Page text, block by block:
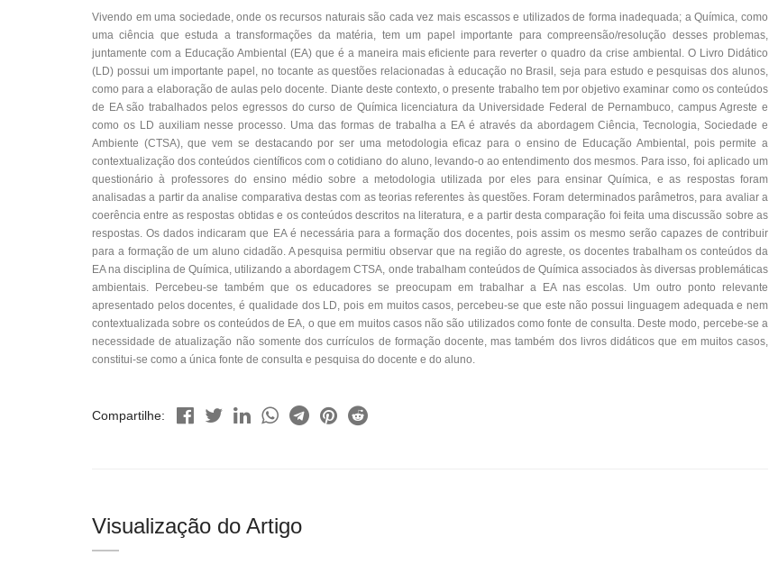
Vivendo em uma sociedade, onde os recursos naturais são cada vez mais escassos e utilizados de forma inadequada; a Química, como
uma ciência que estuda a transformações da matéria, tem um papel importante para compreensão/resolução desses problemas,
juntamente com a Educação Ambiental (EA) que é a maneira mais eficiente para reverter o quadro da crise ambiental. O Livro Didático
(LD) possui um importante papel, no tocante as questões relacionadas à educação no Brasil, seja para estudo e pesquisas dos alunos,
como para a elaboração de aulas pelo docente. Diante deste contexto, o presente trabalho tem por objetivo examinar como os conteúdos
de EA são trabalhados pelos egressos do curso de Química licenciatura da Universidade Federal de Pernambuco, campus Agreste e
como os LD auxiliam nesse processo. Uma das formas de trabalha a EA é através da abordagem Ciência, Tecnologia, Sociedade e
Ambiente (CTSA), que vem se destacando por ser uma metodologia eficaz para o ensino de Educação Ambiental, pois permite a
contextualização dos conteúdos científicos com o cotidiano do aluno, levando-o ao entendimento dos mesmos. Para isso, foi aplicado um
questionário à professores do ensino médio sobre a metodologia utilizada por eles para ensinar Química, e as respostas foram
analisadas a partir da analise comparativa destas com as teorias referentes às questões. Foram determinados parâmetros, para avaliar a
coerência entre as respostas obtidas e os conteúdos descritos na literatura, e a partir desta comparação foi feita uma discussão sobre as
respostas. Os dados indicaram que EA é necessária para a formação dos docentes, pois assim os mesmo serão capazes de contribuir
para a formação de um aluno cidadão. A pesquisa permitiu observar que na região do agreste, os docentes trabalham os conteúdos da
EA na disciplina de Química, utilizando a abordagem CTSA, onde trabalham conteúdos de Química associados às diversas problemáticas
ambientais. Percebeu-se também que os educadores se preocupam em trabalhar a EA nas escolas. Um outro ponto relevante
apresentado pelos docentes, é qualidade dos LD, pois em muitos casos, percebeu-se que este não possui linguagem adequada e nem
contextualizada sobre os conteúdos de EA, o que em muitos casos não são utilizados como fonte de consulta. Deste modo, percebe-se a
necessidade de atualização não somente dos currículos de formação docente, mas também dos livros didáticos que em muitos casos,
constitui-se como a única fonte de consulta e pesquisa do docente e do aluno.
Compartilhe:
Visualização do Artigo